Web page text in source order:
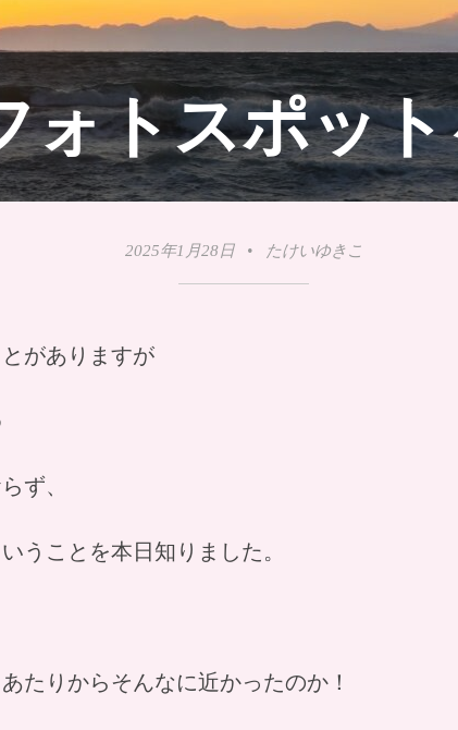
ォトスポッ
2025年1月28日 • たけいゆきこ
がありますが
ず、
うことを本日知りました。
たりからそんなに近かったのか！